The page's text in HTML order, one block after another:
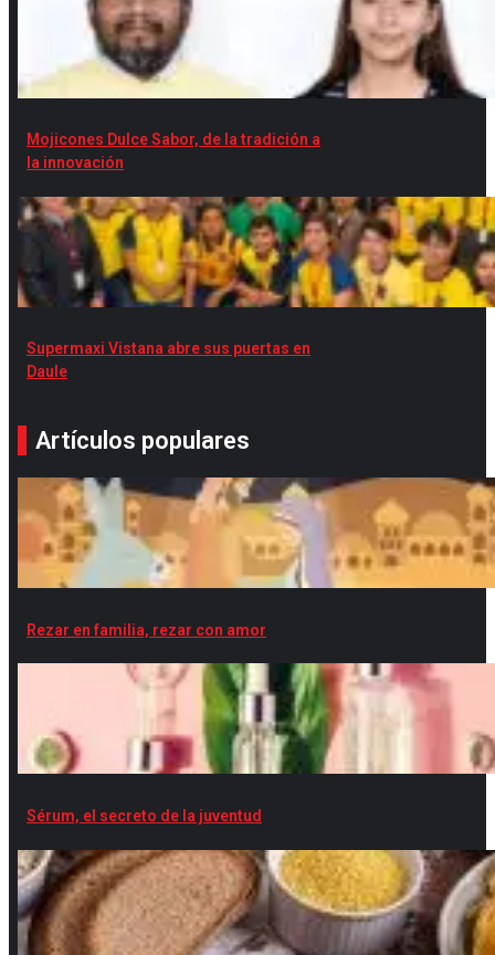
Mojicones Dulce Sabor, de la tradición a
la innovación
Supermaxi Vistana abre sus puertas en
Daule
Artículos populares
Rezar en familia, rezar con amor
Sérum, el secreto de la juventud